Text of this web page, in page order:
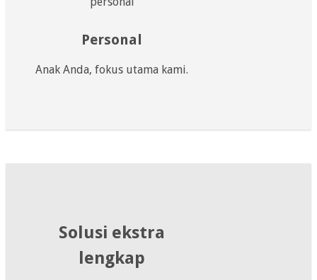
Personal
Anak Anda, fokus utama kami.
Solusi ekstra
lengkap